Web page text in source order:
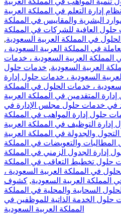
إدارة التعلم في المملكة العربية
البشرية والمقاييس في المملكة
حلول العافية للشركات في المملكة
في المملكة العربية السعودية,
في المملكة العربية السعودية ،
العربية السعودية ، خدمات
العربية السعودية, خدمات حلول
السعودية ، خدمات حلول إدارة
، خدمات الحلول في المملكة
المتقدمين في المملكة العربية
في خدمات حلول مجلس الإدارة في
حلول إدارة المواهب في المملكة
إدارة التوظيف في المملكة العربية
والجدولة في المملكة العربية
المطالبات والتعويضات في المملكة
إدارة الجدول الزمني في المملكة
حلول تخطيط التعاقب في المملكة
في المملكة العربية السعودية ،
المملكة العربية السعودية, كشوف
السحابية والمحلية في المملكة
حلول الخدمة الذاتية للموظفين في
المملكة العربية السعودية